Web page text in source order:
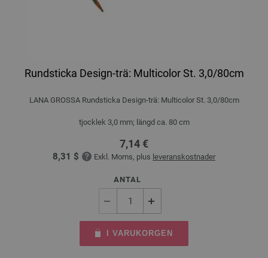
Rundsticka Design-trä: Multicolor St. 3,0/80cm
LANA GROSSA Rundsticka Design-trä: Multicolor St. 3,0/80cm
tjocklek 3,0 mm; längd ca. 80 cm
7,14 €
8,31 $ Exkl. Moms, plus leveranskostnader
ANTAL
I VARUKORGEN